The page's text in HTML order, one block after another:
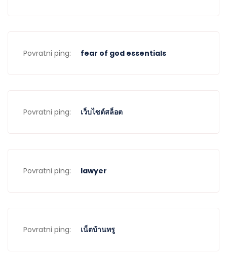
Povratni ping: fear of god essentials
Povratni ping: เว็บไซต์สล็อต
Povratni ping: lawyer
Povratni ping: เน็ตบ้านทรู